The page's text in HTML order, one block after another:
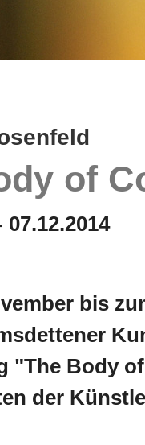
of
07.12.2014
bis
"The Body
der